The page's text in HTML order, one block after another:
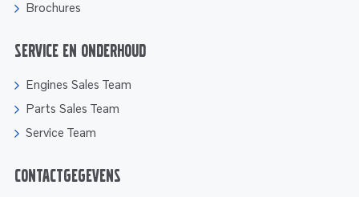
Brochures
Service en onderhoud
Engines Sales Team
Parts Sales Team
Service Team
Contactgegevens